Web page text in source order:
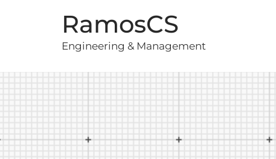
RamosCS
Engineering & Management